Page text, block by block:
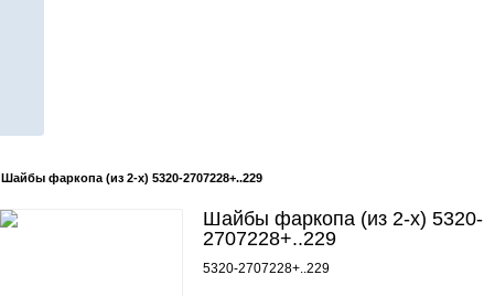
Шайбы фаркопа (из 2-х) 5320-2707228+..229
Шайбы фаркопа (из 2-х) 5320-
2707228+..229
5320-2707228+..229